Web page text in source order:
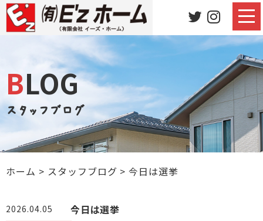
BLOG
スタッフブログ
ホーム > スタッフブログ >今日は選挙
2026.04.05 今日は選挙